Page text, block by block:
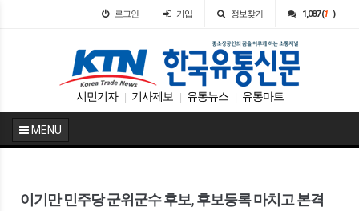
로그인 가입 정보찾기 1,087 (1 )
시민기자 기사제보 유통뉴스 유통마트
MENU
이기만 민주당 군위군수 후보, 후보등록 마치고 본격